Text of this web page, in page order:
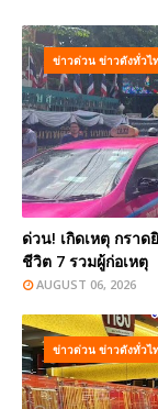
ข่าวด่วน ข่าวดังทั่วไ
ด่วน! เกิดเหตุ กรา
ชีวิต 7 รวมผู้ก่อเหตุ
AUGUST 06, 2026
ข่าวด่วน ข่าวดังทั่วไ